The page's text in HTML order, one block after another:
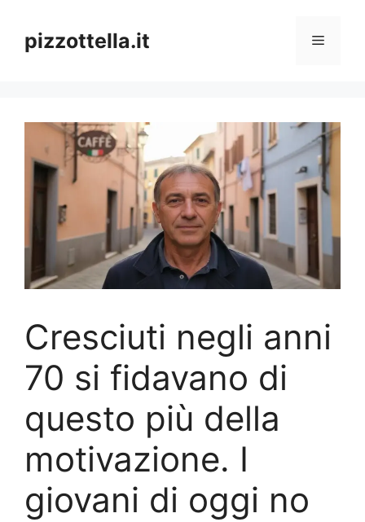
contenuto
pizzottella.it Menu
Cresciuti negli anni
70 si fidavano di
questo più della
motivazione. I
giovani di oggi no